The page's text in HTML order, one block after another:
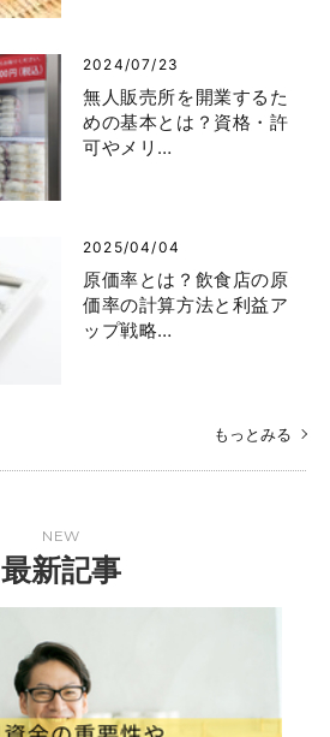
2024/07/23
無人販売所を開業するた
めの基本とは？資格・許
可やメリ…
2025/04/04
原価率とは？飲食店の原
価率の計算方法と利益ア
ップ戦略…
もっとみる
NEW
最新記事